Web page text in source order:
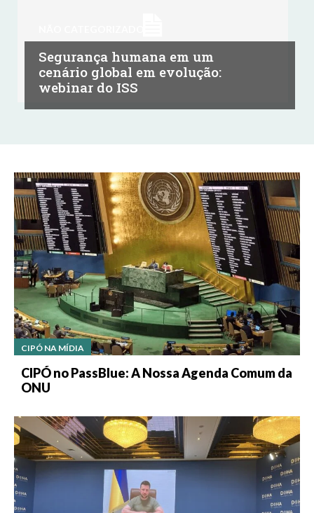
Segurança humana em um
cenário global em evolução:
webinar do ISS
CIPÓ NA MÍDIA
CIPÓ no PassBlue: A Nossa Agenda Comum da
ONU